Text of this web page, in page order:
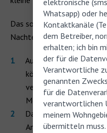
Das soll nicht heißen, dass
Nachteile mit sich bringen:
Aufgrund der Größe
können sie derzeit nur
verwendet werden,
Modellen einschränkt.
Das Aufladen von
Anspruch nehmen,
Whatsapp) oder
Kontaktkanäle
dem Betreiber,
erhalten; ich bin
der für die
Verantwortliche
genannten
für die
verantwortlichen
meinem
übermitteln muss.